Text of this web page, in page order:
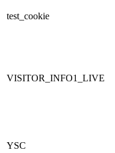
test_cookie
VISITOR_INFO1_LIVE
YSC